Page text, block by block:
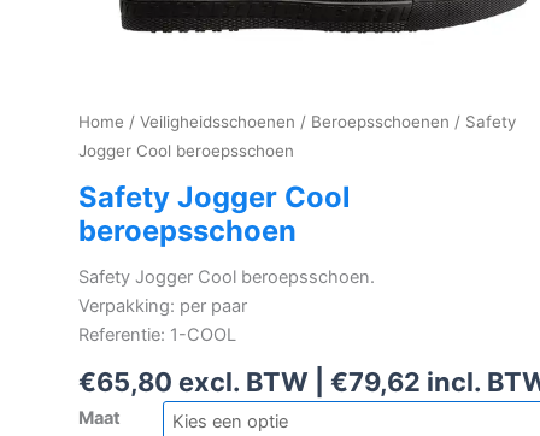
Home / Veiligheidsschoenen / Beroepsschoenen / Safety
Jogger Cool beroepsschoen
Safety Jogger Cool
beroepsschoen
Safety Jogger Cool beroepsschoen.
Verpakking: per paar
Referentie: 1-COOL
€65,80 excl. BTW | €79,62 incl.
Maat